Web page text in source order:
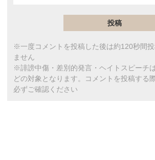
※一度コメントを投稿した後は約120秒間
ません
※誹謗中傷・差別的発言・ヘイトスピーチ
どの対象となります。コメントを投稿する
必ずご確認ください